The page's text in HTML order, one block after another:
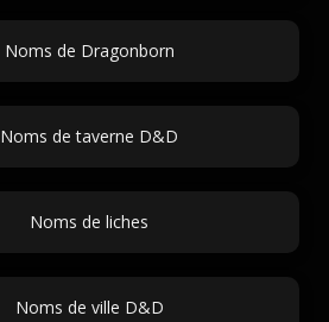
Noms de Dragonborn
Noms de taverne D&D
Noms de liches
Noms de ville D&D